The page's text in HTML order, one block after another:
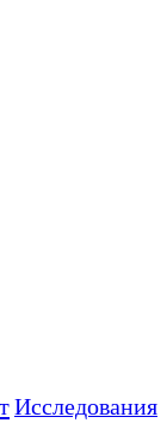
Исследования